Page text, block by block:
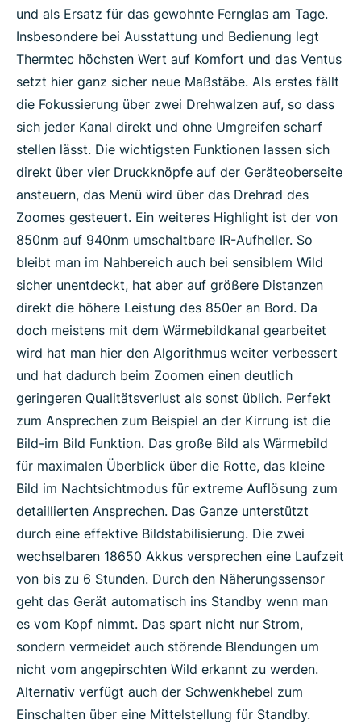
und als Ersatz für das gewohnte Fernglas am Tage.
Insbesondere bei Ausstattung und Bedienung legt
Thermtec höchsten Wert auf Komfort und das Ventus
setzt hier ganz sicher neue Maßstäbe. Als erstes fällt
die Fokussierung über zwei Drehwalzen auf, so dass
sich jeder Kanal direkt und ohne Umgreifen scharf
stellen lässt. Die wichtigsten Funktionen lassen sich
direkt über vier Druckknöpfe auf der Geräteoberseite
ansteuern, das Menü wird über das Drehrad des
Zoomes gesteuert. Ein weiteres Highlight ist der von
850nm auf 940nm umschaltbare IR-Aufheller. So
bleibt man im Nahbereich auch bei sensiblem Wild
sicher unentdeckt, hat aber auf größere Distanzen
direkt die höhere Leistung des 850er an Bord. Da
doch meistens mit dem Wärmebildkanal gearbeitet
wird hat man hier den Algorithmus weiter verbessert
und hat dadurch beim Zoomen einen deutlich
geringeren Qualitätsverlust als sonst üblich. Perfekt
zum Ansprechen zum Beispiel an der Kirrung ist die
Bild-im Bild Funktion. Das große Bild als Wärmebild
für maximalen Überblick über die Rotte, das kleine
Bild im Nachtsichtmodus für extreme Auflösung zum
detaillierten Ansprechen. Das Ganze unterstützt
durch eine effektive Bildstabilisierung. Die zwei
wechselbaren 18650 Akkus versprechen eine Laufzeit
von bis zu 6 Stunden. Durch den Näherungssensor
geht das Gerät automatisch ins Standby wenn man
es vom Kopf nimmt. Das spart nicht nur Strom,
sondern vermeidet auch störende Blendungen um
nicht vom angepirschten Wild erkannt zu werden.
Alternativ verfügt auch der Schwenkhebel zum
Einschalten über eine Mittelstellung für Standby.